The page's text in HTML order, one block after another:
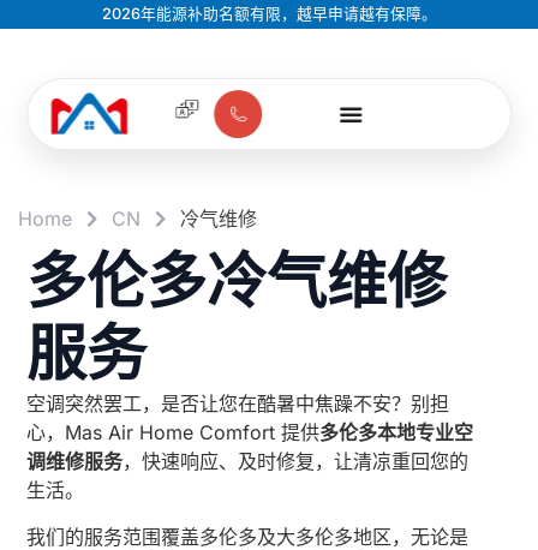
2026年能源补助名额有限，越早申请越有保障。
Home CN 冷气维修
多伦多冷气维修
服务
空调突然罢工，是否让您在酷暑中焦躁不安？别担
心，Mas Air Home Comfort 提供多伦多本地专业空
调维修服务，快速响应、及时修复，让清凉重回您的
生活。
我们的服务范围覆盖多伦多及大多伦多地区，无论是